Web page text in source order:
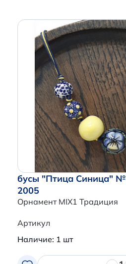
бусы "Птица Синица" №
2005
Орнамент MIX1 Традиция
Артикул
Наличие: 1 шт